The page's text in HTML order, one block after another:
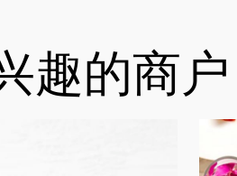
趣的商户